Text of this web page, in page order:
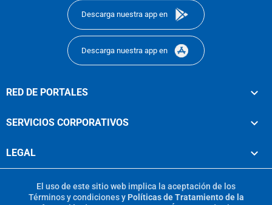
Descarga nuestra app en
Descarga nuestra app en
RED DE PORTALES
SERVICIOS CORPORATIVOS
LEGAL
El uso de este sitio web implica la aceptación de los
Términos y condicionesy Políticas de Tratamiento de la